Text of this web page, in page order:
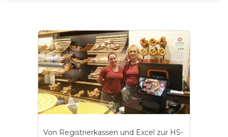
Von Registrierkassen und Excel zur HS-